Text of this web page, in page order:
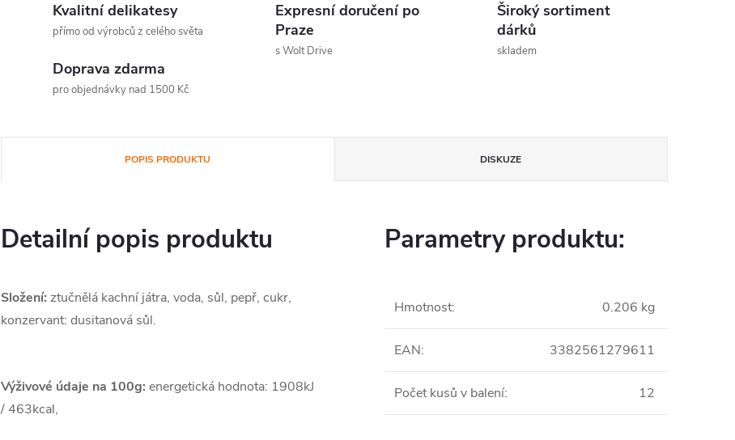
Kvalitní delikatesy
přímo od výrobců z celého světa
Expresní doručení po
Praze
s Wolt Drive
Široký sortiment
dárků
skladem
Doprava zdarma
pro objednávky nad 1500 Kč
POPIS PRODUKTU DISKUZE
Detailní popis produktu
Složení: ztučnělá kachní játra, voda, sůl, pepř, cukr,
konzervant: dusitanová sůl.
Výživové údaje na 100g: energetická hodnota: 1908kJ
/ 463kcal,
Parametry produktu:
Hmotnost: 0.206 kg
EAN: 3382561279611
Počet kusů v balení: 12